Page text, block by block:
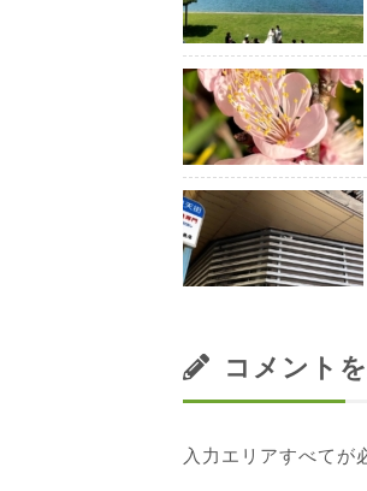
コメント
入力エリアすべてが